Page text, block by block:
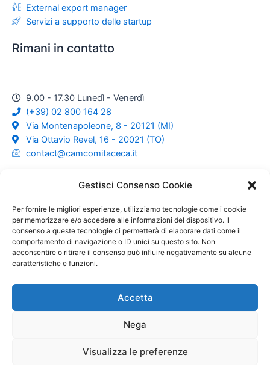
Gestisci Consenso Cookie
Per fornire le migliori esperienze, utilizziamo tecnologie come i cookie
per memorizzare e/o accedere alle informazioni del dispositivo. Il
consenso a queste tecnologie ci permetterà di elaborare dati come il
comportamento di navigazione o ID unici su questo sito. Non
acconsentire o ritirare il consenso può influire negativamente su alcune
caratteristiche e funzioni.
Accetta
Nega
Visualizza le preferenze
External export manager
Servizi a supporto delle startup
Rimani in contatto
9.00 - 17.30 Lunedì - Venerdì
(+39) 02 800 164 28
Via Montenapoleone, 8 - 20121 (MI)
Via Ottavio Revel, 16 - 20021 (TO)
contact@camcomitaceca.it
© Italy Czech Republic Chamber of Commerce. All rights
Reserved. Built and maintained by